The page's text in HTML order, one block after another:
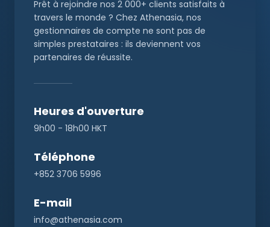
Prêt à rejoindre nos 2 000+ clients satisfaits à
travers le monde ? Chez Athenasia, nos
gestionnaires de compte ne sont pas de
simples prestataires : ils deviennent vos
partenaires de réussite.
Heures d'ouverture
9h00 - 18h00 HKT
Téléphone
+852 3706 5996
E-mail
info@athenasia.com